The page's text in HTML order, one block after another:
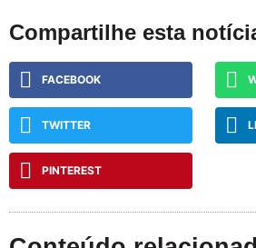
Compartilhe esta
FACEBOOK
TWITTER
PINTEREST